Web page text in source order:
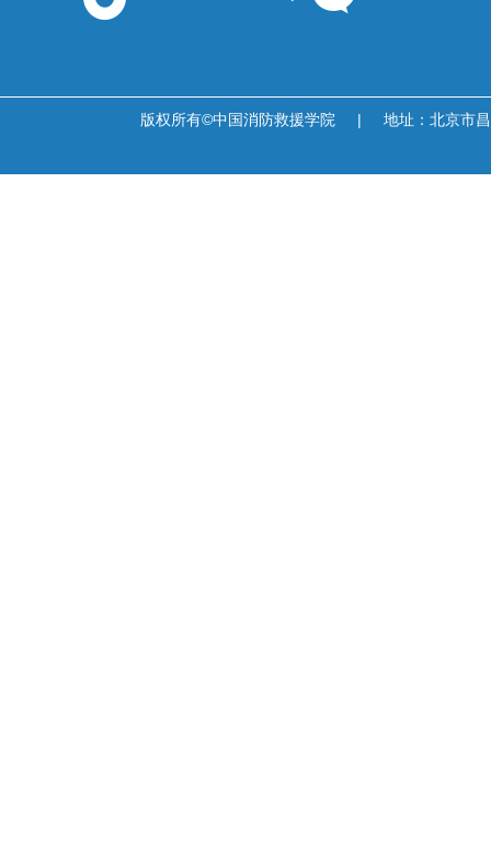
版权所有©中国消防救援学院 | 地址：北京市